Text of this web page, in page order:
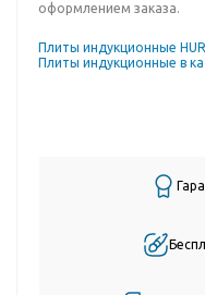
оформлением заказа.
Плиты индукционные
Плиты индукционные в